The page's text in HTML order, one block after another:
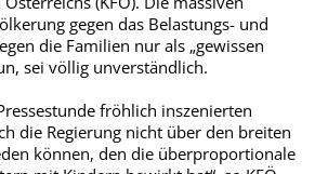
gegen das Belastungs- und
die Familien nur als „gewissen
sei völlig unverständlich.
fröhlich inszenierten
die Regierung nicht über den breiten
können, den die überproportionale